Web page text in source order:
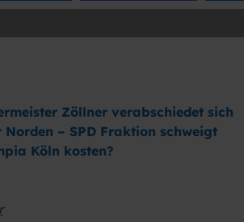
Zöllner verabschiedet sich
– SPD Fraktion schweigt
Köln kosten?